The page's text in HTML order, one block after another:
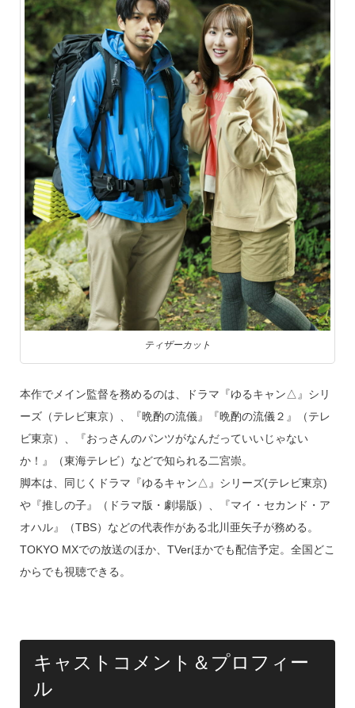
ティザーカット
本作でメイン監督を務めるのは、ドラマ『ゆるキャン△』シリ
ーズ（テレビ東京）、『晩酌の流儀』『晩酌の流儀２』（テレ
ビ東京）、『おっさんのパンツがなんだっていいじゃない
か！』（東海テレビ）などで知られる二宮崇。
脚本は、同じくドラマ『ゆるキャン△』シリーズ(テレビ東京)
や『推しの子』（ドラマ版・劇場版）、『マイ・セカンド・ア
オハル』（TBS）などの代表作がある北川亜矢子が務める。
TOKYO MXでの放送のほか、TVerほかでも配信予定。全国どこ
からでも視聴できる。
キャストコメント＆プロフィー
ル